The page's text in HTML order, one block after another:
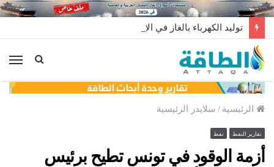
توليد الكهرباء بالغاز في الإمارات يرتفع للعام الثاني
الرئيسية / سلايدر الرئيسية
تقارير النفط نفط
أزمة الوقود في تونس تطيح برئيس